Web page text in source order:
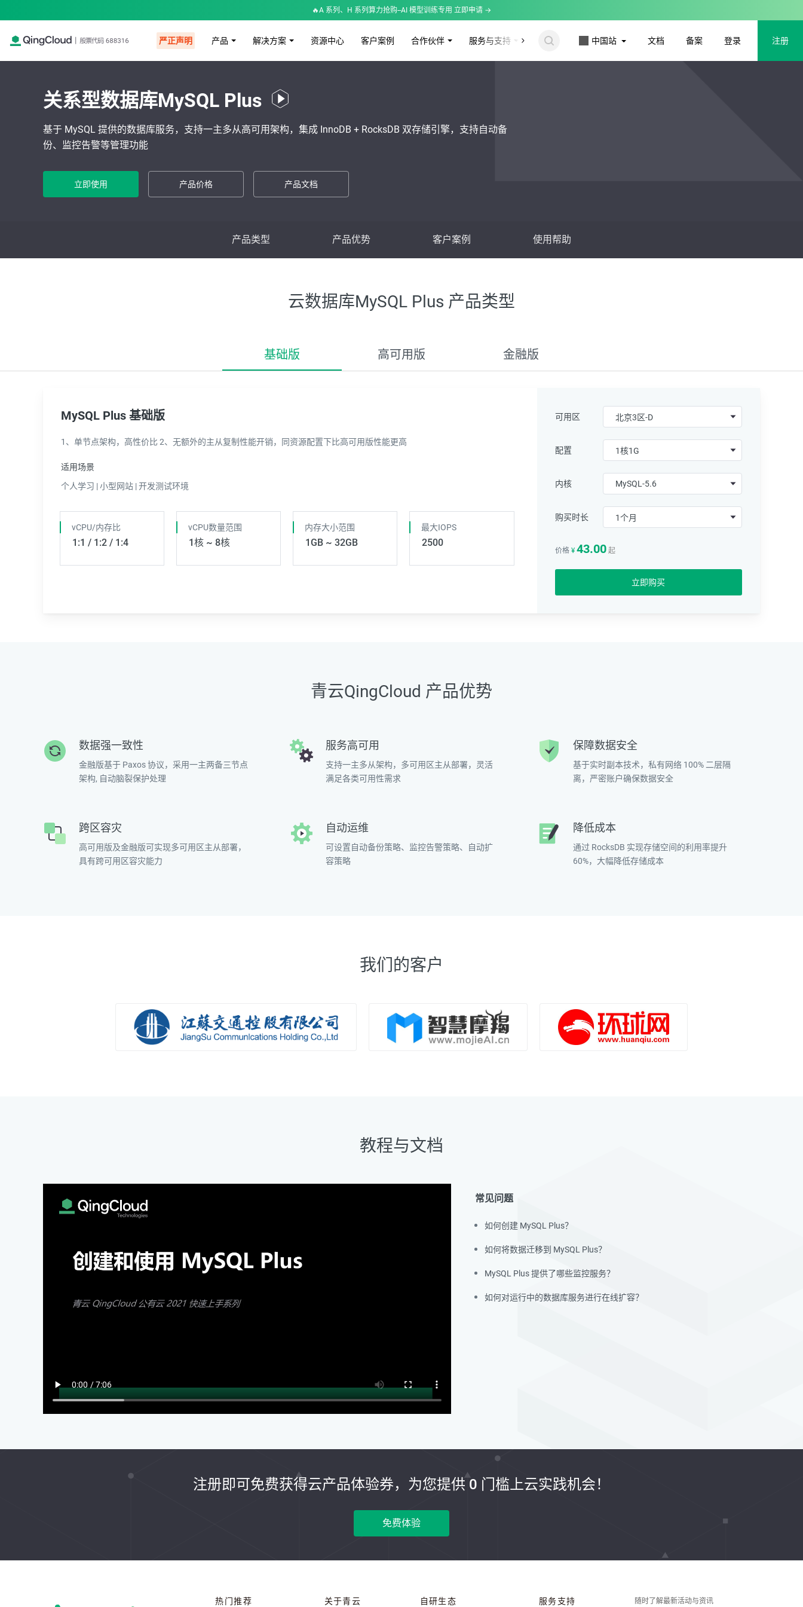
🔥A 系列、H 系列算力抢购--AI 模型训练专用 立即申请 →
严正声明 产品 解决方案 资源中心 客户案例 合作伙伴 服务与支持 更多 中国站 文档 备案 登录 注册
关系型数据库MySQL Plus
基于 MySQL 提供的数据库服务，支持一主多从高可用架构，集成 InnoDB + RocksDB 双存储引擎，支持自动备
份、监控告警等管理功能
立即使用 产品价格 产品文档
产品类型 产品优势 客户案例 使用帮助
云数据库MySQL Plus 产品类型
基础版 高可用版 金融版
MySQL Plus 基础版
1、单节点架构，高性价比 2、无额外的主从复制性能开销，同资源配置下比高可用版性能更高
适用场景
个人学习 | 小型网站 | 开发测试环境
vCPU/内存比
1:1 / 1:2 / 1:4
vCPU数量范围
1核 ~ 8核
内存大小范围
1GB ~ 32GB
最大IOPS
2500
可用区
配置
内核
购买时长
价格 ¥ 43.00 起
立即购买
青云QingCloud 产品优势
数据强一致性
金融版基于 Paxos 协议，采用一主两备三节点
架构, 自动脑裂保护处理
服务高可用
支持一主多从架构，多可用区主从部署，灵活
满足各类可用性需求
保障数据安全
基于实时副本技术，私有网络 100% 二层隔
离，严密账户确保数据安全
跨区容灾
高可用版及金融版可实现多可用区主从部署，
具有跨可用区容灾能力
自动运维
可设置自动备份策略、监控告警策略、自动扩
容策略
降低成本
通过 RocksDB 实现存储空间的利用率提升
60%，大幅降低存储成本
我们的客户
教程与文档
常见问题
如何创建 MySQL Plus？
如何将数据迁移到 MySQL Plus？
MySQL Plus 提供了哪些监控服务？
如何对运行中的数据库服务进行在线扩容？
注册即可免费获得云产品体验券，为您提供 0 门槛上云实践机会！
免费体验
热门推荐 关于青云 自研生态 服务支持 随时了解最新活动与资讯